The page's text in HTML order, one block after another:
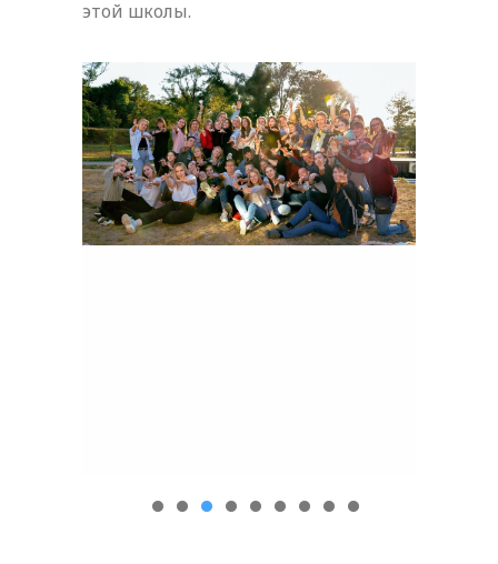
этой школы.